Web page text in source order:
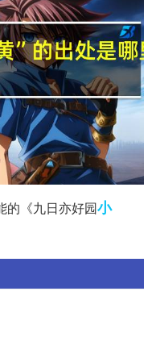
的《九日亦好园小